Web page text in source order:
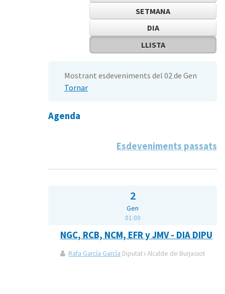
SETMANA
DIA
LLISTA
Mostrant esdeveniments del 02 de Gen
Tornar
Agenda
Esdeveniments passats
2
Gen
01:00
NGC, RCB, NCM, EFR y JMV - DIA DIPU
Rafa García García Diputat i Alcalde de Burjassot